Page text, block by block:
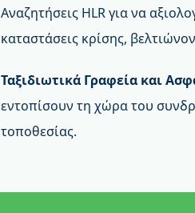
Αναζητήσεις HLR για να
καταστάσεις κρίσης,
Ταξιδιωτικά Γραφεία και
εντοπίσουν τη χώρα του
τοποθεσίας.